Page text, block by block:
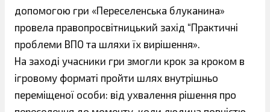
допомогою гри «Переселенська блуканина»
провела правопросвітницький захід “Практичні
проблеми ВПО та шляхи їх вирішення».
На заході учасники гри змогли крок за кроком в
ігровому форматі пройти шлях внутрішньо
переміщеної особи: від ухвалення рішення про